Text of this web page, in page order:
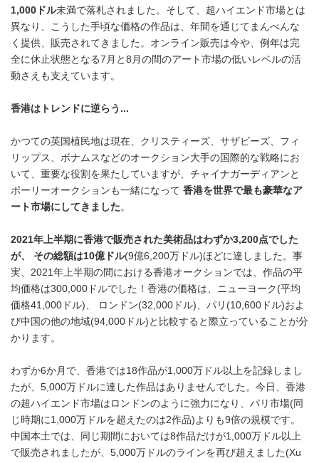
1,000 ドル未満で落札されました。そして、超ハイエンド市場とは
異なり、こうした手頃な価格の作品は、年間を通じてまんべんな
く提供、販売されてきました。オンライン販売は今や、例年は完
全に休止状態となる7月と8月の間のアート市場の低いレベルの活
動さえも支えています。
香港はトレンドに逆らう ...
かつての英国植民地は現在、クリスティーズ、サザビーズ、フィ
リップス、ボナムスなどのオークション大手の国際的な戦略にお
いて、重要な役割を果たしていますが、チャイナガーディアンと
ポーリーオークションも一緒になって 香港を世界で最も豪華なア
ート市場にしてきました。
2021年上半期に香港で販売された美術品はわずか3,200点でした
が、
その総額は10億ドル(9億6,200万ドル)ほどに達しました。事
実、2021年上半期の間における香港オークションでは、作品の平
均価格は300,000ドルでした！香港の価格は、ニューヨーク(平均
価格41,000ドル)、 ロンドン(32,000ドル)、パリ(10,600ドル)およ
び中国の他の地域(94,000ドル)と比較すると際立っていることが分
かります。
わずか6か月で、香港では18作品が1,000万ドル以上を記録しまし
たが、5,000万ドルに達した作品はありませんでした。今日、香港
の超ハイエンド市場はロンドンのように強力になり、パリ市場(同
じ時期に1,000万ドルを超えたのは2作品)よりも9倍の規模です。
中国本土では、同じ期間においては8作品だけが1,000万ドル以上
で販売されましたが、5,000万ドルのラインを再び超えました(Xu